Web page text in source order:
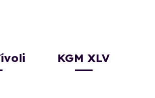
KGM XLV